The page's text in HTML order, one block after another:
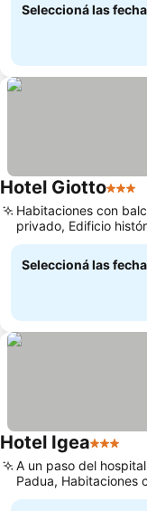
Seleccioná las
Hotel Giotto3
Habitaciones con
privado, Edificio
centro
Seleccioná las
Hotel Igea3
A un paso del
Padua, Habitaciones
amplios y con sombra